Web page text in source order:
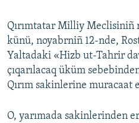
RFE/RS bütün saytları
Qırımtatar Milliy Meclisiniñ
künü, noyabrniñ 12-nde,
Yaltadaki «Hizb ut-Tahrir
çıqarılacaq üküm
Qırım sakinlerine muracaat
O, yarımada sakinlerinden